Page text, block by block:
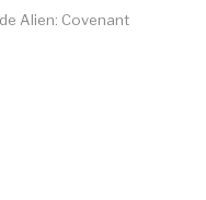
Alien: Covenant